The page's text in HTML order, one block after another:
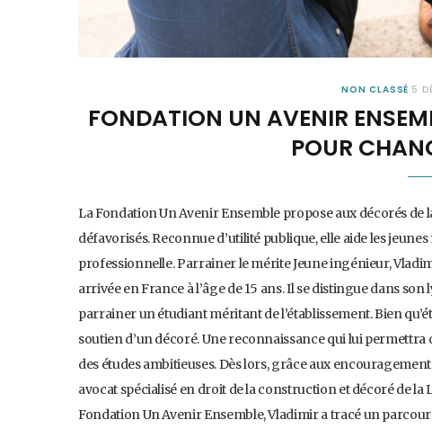
NON CLASSÉ 5
FONDATION UN AVENIR
POUR
La Fondation Un Avenir Ensemble propose aux décorés
défavorisés. Reconnue d’utilité publique, elle aide les
professionnelle. Parrainer le mérite Jeune ingénieur,
arrivée en France à l’âge de 15 ans. Il se distingue dans
parrainer un étudiant méritant de l’établissement. Bien
soutien d’un décoré. Une reconnaissance qui lui
des études ambitieuses. Dès lors, grâce aux
avocat spécialisé en droit de la construction et décoré de la
Fondation Un Avenir Ensemble, Vladimir a tracé un